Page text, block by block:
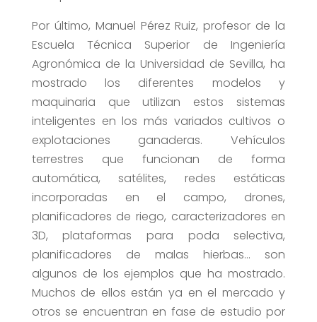
Por último, Manuel Pérez Ruiz, profesor de la
Escuela Técnica Superior de Ingeniería
Agronómica de la Universidad de Sevilla, ha
mostrado los diferentes modelos y
maquinaria que utilizan estos sistemas
inteligentes en los más variados cultivos o
explotaciones ganaderas. Vehículos
terrestres que funcionan de forma
automática, satélites, redes estáticas
incorporadas en el campo, drones,
planificadores de riego, caracterizadores en
3D, plataformas para poda selectiva,
planificadores de malas hierbas… son
algunos de los ejemplos que ha mostrado.
Muchos de ellos están ya en el mercado y
otros se encuentran en fase de estudio por